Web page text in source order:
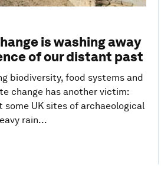
is washing away
of our distant past
biodiversity, food systems and
change has another victim:
UK sites of archaeological
rain...